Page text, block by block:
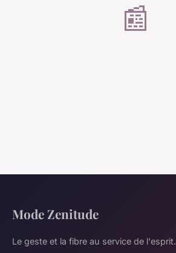
📰
Mode Zenitude
Le geste et la fibre au service de l'esprit.